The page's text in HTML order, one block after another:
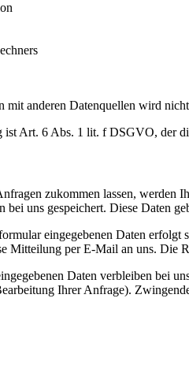
mit anderen Datenquellen wird
Art. 6 Abs. 1 lit. f DSGVO, der
zukommen lassen, werden
bei uns gespeichert. Diese Daten
eingegebenen Daten
Mitteilung per E-Mail an uns. Die
Daten verbleiben bei
Ihrer Anfrage).